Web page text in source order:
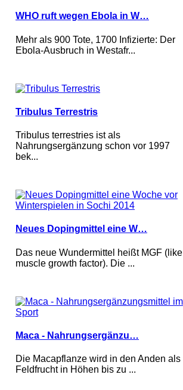
WHO ruft wegen Ebola in W…
Mehr als 900 Tote, 1700 Infizierte: Der
Ebola-Ausbruch in Westafr...
Tribulus Terrestris
Tribulus terrestries ist als
Nahrungsergänzung schon vor 1997
bek...
Neues Dopingmittel eine W…
Das neue Wundermittel heißt MGF (like
muscle growth factor). Die ...
Maca - Nahrungsergänzu…
Die Macapflanze wird in den Anden als
Feldfrucht in Höhen bis zu ...